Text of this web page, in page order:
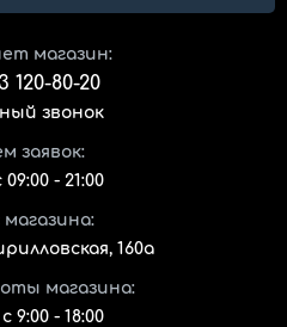
магазин:
120-80-20
звонок
заявок:
- 21:00
160а
магазина:
9:00 - 18:00